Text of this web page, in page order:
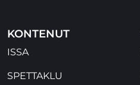
KONTENUT
ISSA
SPETTAKLU